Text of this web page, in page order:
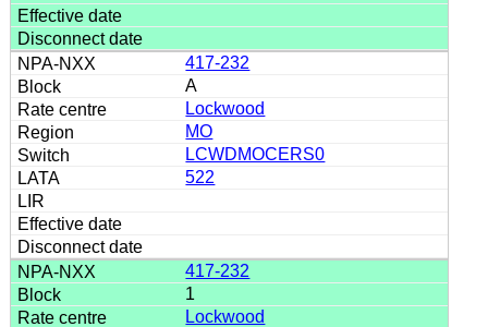
417-232
A
Lockwood
MO
LCWDMOCERS0
522
417-232
1
Lockwood